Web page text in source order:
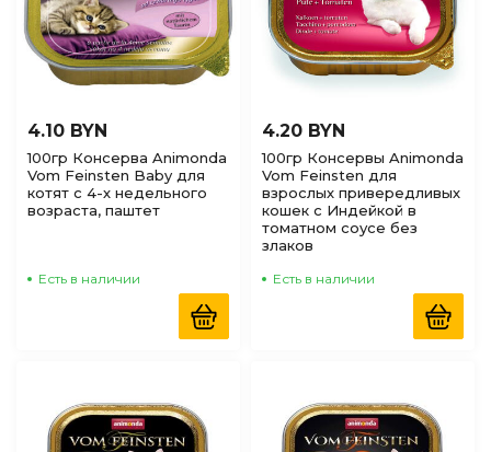
4.10 BYN
100гр Консерва Animonda
Vom Feinsten Baby для
котят с 4-х недельного
возраста, паштет
Есть в наличии
4.20 BYN
100гр Консервы Animonda
Vom Feinsten для
взрослых привередливых
кошек с Индейкой в
томатном соусе без
злаков
Есть в наличии